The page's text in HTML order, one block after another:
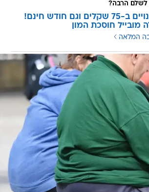
לשלם הרבה?
3 מנויים ב-75 שקלים וגם חודש חינם!
מובייל חוסכת המון
המלאה